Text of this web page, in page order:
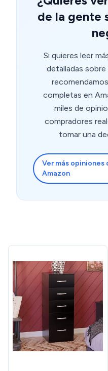
de la gente
Si quieres leer
detalladas
completas en
miles de
compradores
tomar una
Ver más opiniones
Amazon